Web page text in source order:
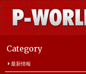
Category
最新情報